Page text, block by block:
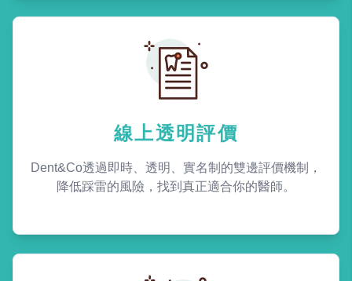
線上透明評價
Dent&Co透過即時、透明、實名制的雙邊評價機制，
降低踩雷的風險，找到真正適合你的醫師。